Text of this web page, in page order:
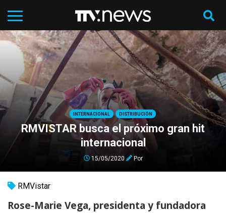
INTERNACIONAL DISTRIBUCIÓN
RMVISTAR busca el próximo gran hit
internacional
15/05/2020 Por
RMVistar
Rose-Marie Vega, presidenta y fundadora